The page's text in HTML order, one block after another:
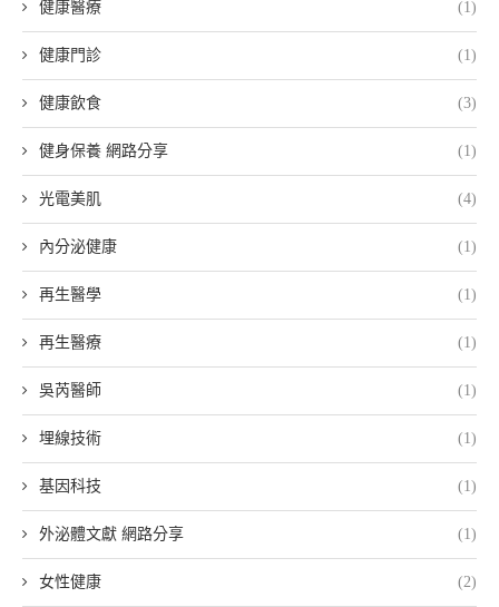
健康醫療 (1)
健康門診 (1)
健康飲食 (3)
健身保養 網路分享 (1)
光電美肌 (4)
內分泌健康 (1)
再生醫學 (1)
再生醫療 (1)
吳芮醫師 (1)
埋線技術 (1)
基因科技 (1)
外泌體文獻 網路分享 (1)
女性健康 (2)